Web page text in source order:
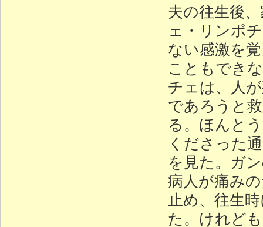
夫の往生後
ェ・リンポ
ない感激を
こともでき
チェは、人
であろうと
る。ほんと
くださった
を見た。ガ
病人が痛み
止め、往生
た。けれど